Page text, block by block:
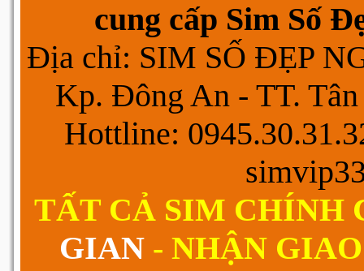
cung cấp Sim Số
Địa chỉ: SIM SỐ ĐẸP
Kp. Đông An - TT.
Hottline:
TẤT CẢ SIM CHÍNH
GIAN - NHẬN